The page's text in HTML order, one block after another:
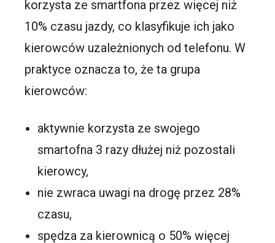
korzysta ze smartfona przez więcej niż
10% czasu jazdy, co klasyfikuje ich jako
kierowców uzależnionych od telefonu. W
praktyce oznacza to, że ta grupa
kierowców:
aktywnie korzysta ze swojego
smartofna 3 razy dłużej niż pozostali
kierowcy,
nie zwraca uwagi na drogę przez 28%
czasu,
spędza za kierownicą o 50% więcej